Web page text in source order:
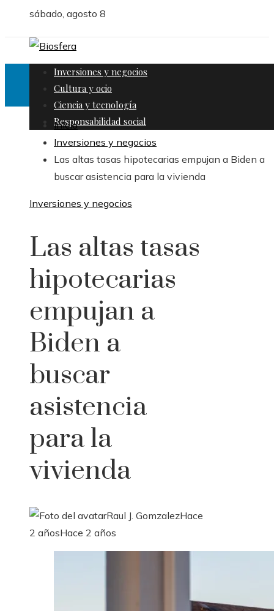
sábado, agosto 8
Inversiones y negocios
Cultura y ocio
Ciencia y tecnología
Responsabilidad social
Inicio
Inversiones y negocios
Las altas tasas hipotecarias empujan a Biden a
buscar asistencia para la vivienda
Inversiones y negocios
Las altas tasas
hipotecarias
empujan a
Biden a
buscar
asistencia
para la
vivienda
Raul J. GomzalezHace
2 añosHace 2 años